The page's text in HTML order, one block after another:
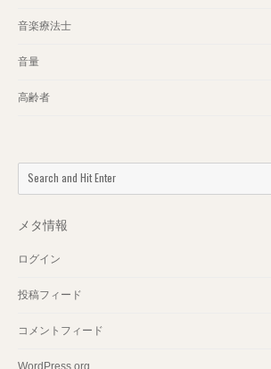
音楽療法士
音量
高齢者
for:
メタ情報
ログイン
投稿フィード
コメントフィード
WordPress.org